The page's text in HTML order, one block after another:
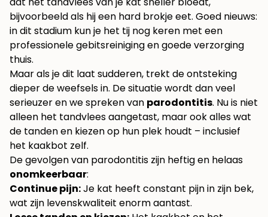
bijvoorbeeld als hij een hard brokje eet. Goed nieuws:
in dit stadium kun je het tij nog keren met een
professionele gebitsreiniging en goede verzorging
thuis.
Maar als je dit laat sudderen, trekt de ontsteking
dieper de weefsels in. De situatie wordt dan veel
serieuzer en we spreken van parodontitis. Nu is niet
alleen het tandvlees aangetast, maar ook alles wat
de tanden en kiezen op hun plek houdt – inclusief
het kaakbot zelf.
De gevolgen van parodontitis zijn heftig en helaas
onomkeerbaar:
Continue pijn:Je kat heeft constant pijn in zijn bek,
wat zijn levenskwaliteit enorm aantast.